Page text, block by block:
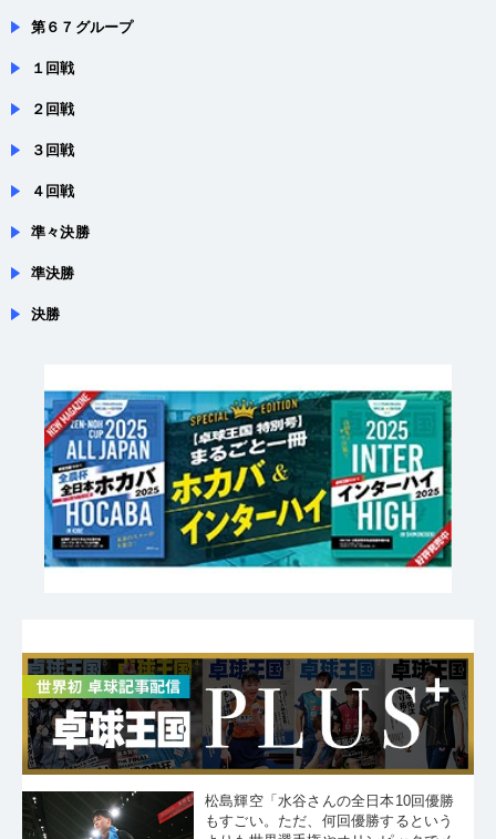
第６７グループ
１回戦
２回戦
３回戦
４回戦
準々決勝
準決勝
決勝
松島輝空「水谷さんの全日本10回優勝
もすごい。ただ、何回優勝するという